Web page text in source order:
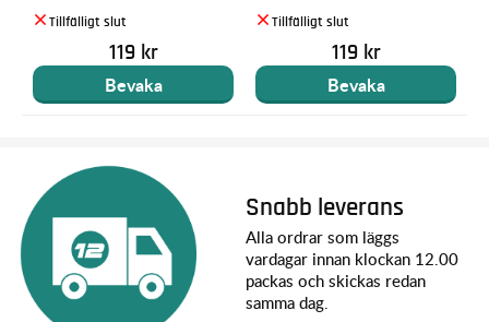
119 kr
Bevaka
119 kr
Bevaka
Snabb leverans
Alla ordrar som läggs
vardagar innan klockan 12.00
packas och skickas redan
samma dag.